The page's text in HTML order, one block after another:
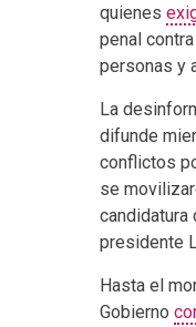
quienes
penal
personas y
La
difunde
conflictos
se
candidatura
presidente
Hasta el
Gobierno